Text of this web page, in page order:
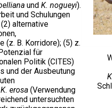
und K. nogueyi).
und Schulungen
alternative
(z. B. Korridore); (5) z.
für
Politik (CITES)
und der Ausbeutung
K. erosa (Verwendung
untersuchten